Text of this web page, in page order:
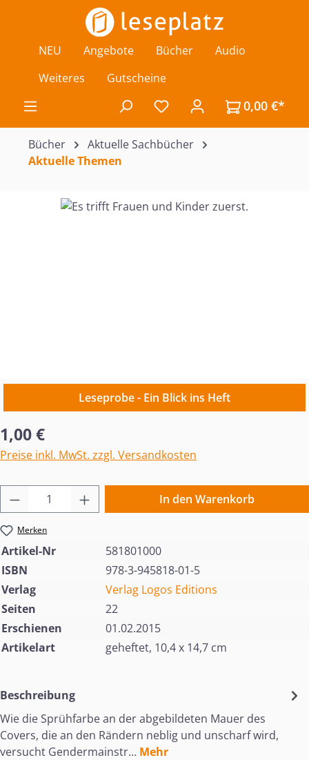
Zum Hauptinhalt springen
NEU Angebote Bücher
Audio
Weiteres
Gutscheine
Du hast 0 Produkte auf
0,00 €*
Bücher
Aktuelle Sachbücher
Aktuelle Themen
Bildergalerie überspringen
Leseprobe - Ein Blick ins Heft
Regulärer Preis:
1,00 €
Preise inkl. MwSt. zzgl. Versandkosten
Produkt Anzahl: Gib den gewünschten
In den Warenkorb
Merken
Artikel-Nr
581801000
ISBN
978-3-945818-01-5
Verlag
Verlag Logos Editions
Seiten
22
Erschienen
01.02.2015
Artikelart
geheftet, 10,4 x 14,7 cm
Beschreibung
Wie die Sprühfarbe an der abgebildeten Mauer des
Covers, die an den Rändern neblig und unscharf wird,
versucht Gendermainstr… Mehr